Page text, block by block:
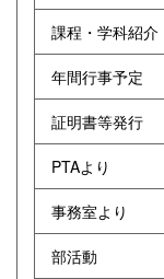
課程・学科紹介
年間行事予定
証明書等発行
PTAより
事務室より
部活動